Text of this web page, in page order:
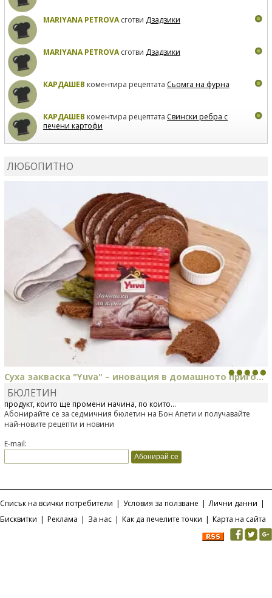
MARIYANA PETROVAсготви Дзадзики
MARIYANA PETROVAсготви Дзадзики
КАРДАШЕВ коментира рецептата Сьомга на фурна
КАРДАШЕВ коментира рецептата Свински ребра с
печени картофи
ЛЮБОПИТНО
Суха закваска "Yuva" – иновация в домашното приго...
Отскоро Лесафр България стартира предлагането на изцяло нов
продукт, който ще промени начина, по който...
БЮЛЕТИН
Абонирайте се за седмичния бюлетин на Бон Апети и получавайте
най-новите рецепти и новини
E-mail:
Списък на всички потребители | Условия за ползване | Лични данни |
Бисквитки | Реклама | За нас | Как да печелите точки | Карта на сайта